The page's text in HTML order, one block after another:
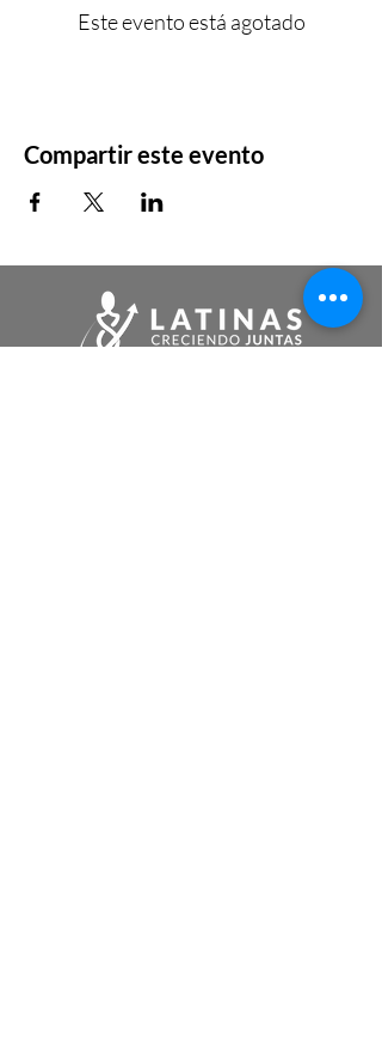
Este evento está agotado
Compartir este evento